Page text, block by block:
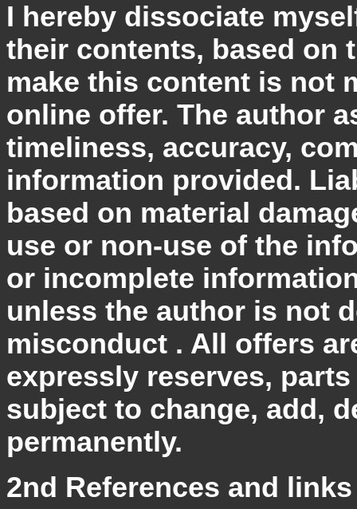
I hereby dissociate
their contents, based on
make this content is not
online offer. The author
timeliness, accuracy,
information provided.
based on material
use or non-use of the
or incomplete
unless the author is not
misconduct . All offers
expressly reserves,
subject to change, add,
permanently.
2nd References and links